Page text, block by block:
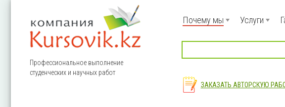
Профессиональное выполнение
студенческих и научных работ
Почему мы Услуги
ЗАКАЗАТЬ АВТОРСКУЮ